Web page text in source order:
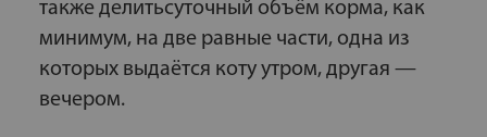
также делитьсуточный объём корма, как
минимум, на две равные части, одна из
которых выдаётся коту утром, другая —
вечером.